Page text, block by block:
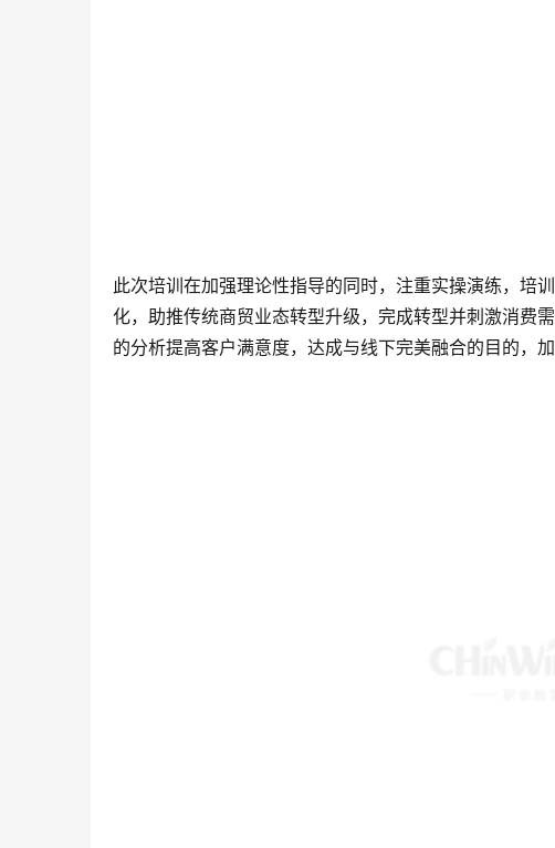
化，助推传统商贸业态转型升级，完成转型并刺激消费
的分析提高客户满意度，达成与线下完美融合的目的，